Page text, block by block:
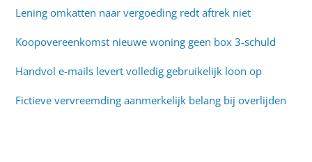
Lening omkatten naar vergoeding redt aftrek niet
Koopovereenkomst nieuwe woning geen box 3-schuld
Handvol e-mails levert volledig gebruikelijk loon op
Fictieve vervreemding aanmerkelijk belang bij overlijden